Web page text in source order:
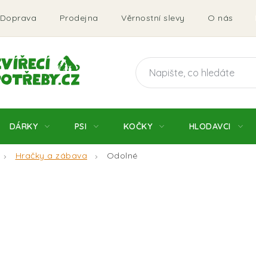
Doprava Prodejna Věrnostní slevy O nás
DÁRKY PSI KOČKY HLODAVCI
Hračky a zábava Odolné